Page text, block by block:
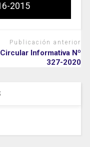
2015
Publicación anterior
Circular Informativa Nº
327-2020